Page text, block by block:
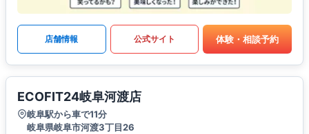
店舗情報 公式サイト 体験・相談予約
ECOFIT24岐阜河渡店
岐阜駅から車で11分
岐阜県岐阜市河渡3丁目26